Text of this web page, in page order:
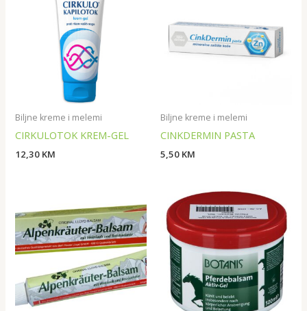
Biljne kreme i melemi
CIRKULOTOK KREM-GEL
12,30 KM
Biljne kreme i melemi
CINKDERMIN PASTA
5,50 KM